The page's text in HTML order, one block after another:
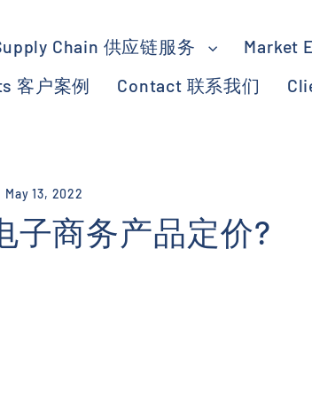
Chain 供应链服务
Market
客户案例 Contact 联系我们
May 13, 2022
子商务产品定价?